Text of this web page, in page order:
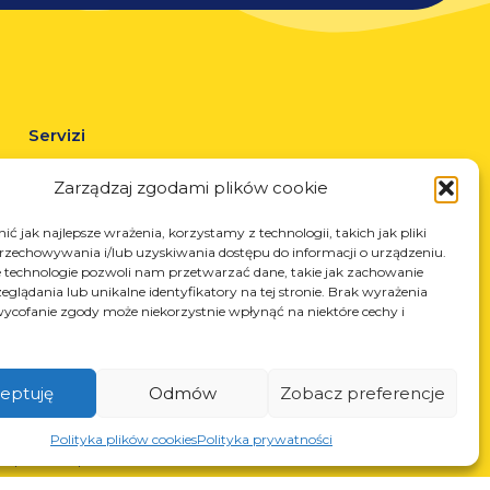
Zarządzaj zgodami plików cookie
jak najlepsze wrażenia, korzystamy z technologii, takich jak pliki
i/lub uzyskiwania dostępu do informacji o urządzeniu.
technologie pozwoli nam przetwarzać dane, takie jak zachowanie
lub unikalne identyfikatory na tej stronie. Brak wyrażenia
zgody może niekorzystnie wpłynąć na niektóre cechy i
Odmów Zobacz preferencje
Polityka plików cookiesPolityka prywatności
Servizi
Verniciatura a polvere
Saldatura automatica e manuale
Sąd Rejonowy dla Krakowa-Śródmieścia z dnia 22.02.2002r. D-